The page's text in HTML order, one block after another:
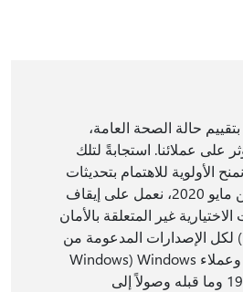
حالة الصحة العامة،
على عملائنا. استجابةً لتلك
الأولوية للاهتمام بتحديثات
الأمان. ابتداءً من مايو 2020، نعمل على إيقاف
غير المتعلقة بالأمان
(تحديثات C و D) لكل الإصدارات المدعومة من
منتجات الخادم وعملاء Windows (Windows
10، الإصدار 1909 وما قبله وصولاً إلى